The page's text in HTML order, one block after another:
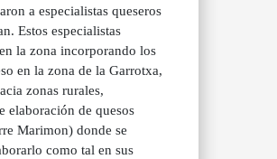
a especialistas queseros
Estos especialistas
la zona incorporando los
en la zona de la Garrotxa,
zonas rurales,
elaboración de quesos
Marimon) donde se
como tal en sus